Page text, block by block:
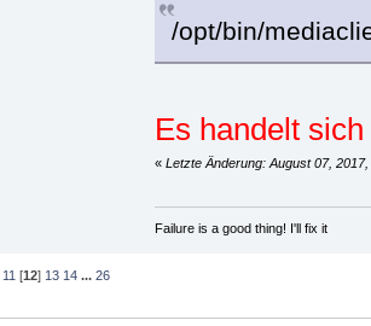
/opt/bin/
Es handelt
« Letzte Änderung: August 07,
Failure is a good thing! I'll fix it
11 [12] 13 14 ...26